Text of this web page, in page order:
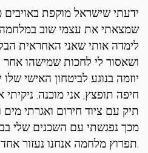
ידעתי שישראל מוקפת
שמצאתי את עצמי שוב
לימדה אותי שאני האחראית
ושאסור לי לחכות שמישהו
יוזמה בנוגע לביטחון האישי
חיפה תופצץ, אני מוכנה.
תיק עם ציוד חירום ואגרתי
מכך נפגשתי עם השכנים שלי
תפרוץ מלחמה אנחנו נעזור אחד לשני לעבור אותה.